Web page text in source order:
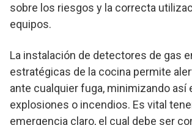
sobre los riesgos y la correcta
equipos.
La instalación de detectores de gas
estratégicas de la cocina permite
ante cualquier fuga, minimizando así
explosiones o incendios. Es vital
emergencia claro, el cual debe ser